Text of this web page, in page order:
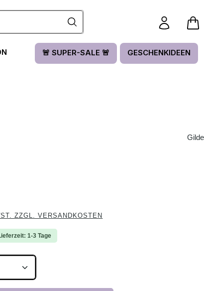
🚨 SUPER-SALE 🚨 GESCHENKIDEEN
Gilde
ZZGL. VERSANDKOSTEN
1-3 Tage
Gib den gewünschten Wert ein